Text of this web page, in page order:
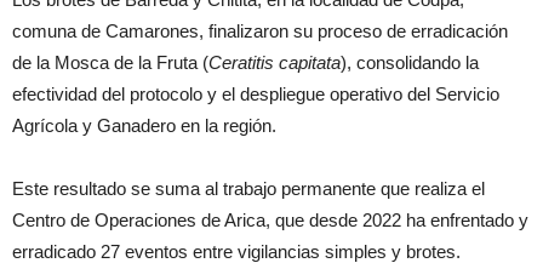
comuna de Camarones, finalizaron su proceso de erradicación
de la Mosca de la Fruta (Ceratitis capitata), consolidando la
efectividad del protocolo y el despliegue operativo del Servicio
Agrícola y Ganadero en la región.
Este resultado se suma al trabajo permanente que realiza el
Centro de Operaciones de Arica, que desde 2022 ha enfrentado y
erradicado 27 eventos entre vigilancias simples y brotes.